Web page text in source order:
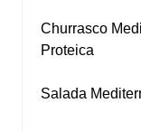
Churrasco
Proteica
Salada